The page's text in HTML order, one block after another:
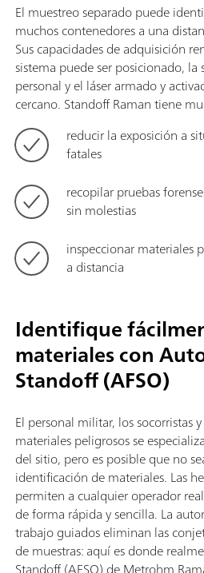
El muestreo separado puede
muchos contenedores a una
Sus capacidades de adquisición
sistema puede ser posicionado, la
personal y el láser armado y
cercano. Standoff Raman tiene
reducir la exposición a
fatales
recopilar pruebas
sin molestias
inspeccionar materiales
a distancia
Identifique
materiales con
Standoff (AFSO)
El personal militar, los socorristas
materiales peligrosos se
del sitio, pero es posible que no
identificación de materiales. Las
permiten a cualquier operador
de forma rápida y sencilla. La
trabajo guiados eliminan las
de muestras: aquí es donde